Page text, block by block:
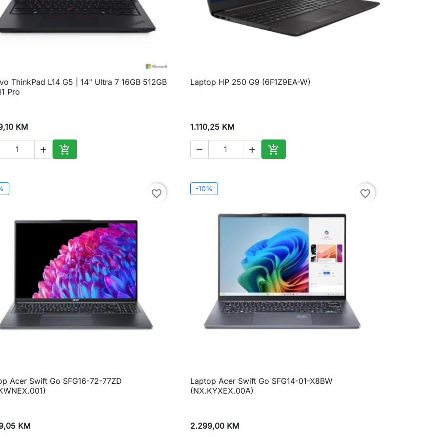
 Brzi pregled
ThinkPad L14 G5 | 14" Ultra 7 16GB 512GB
Pro
KM
 
Dodaj u korpu
 Brzi pregled
Laptop HP 250 G9 (6F1Z9EA-W)
1.110,25 KM
  
Dodaj u korpu
favorite_border
 Brzi pregled
Acer Swift Go SFG16-72-77ZD
KM
-10% favorite_border
 Brzi pregled
Laptop Acer Swift Go SFG14-01-X8BW
(NX.KYXEX.00A)
2.299,00 KM